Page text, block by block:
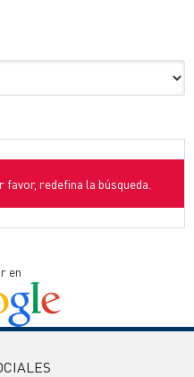
redefina la búsqueda.
en